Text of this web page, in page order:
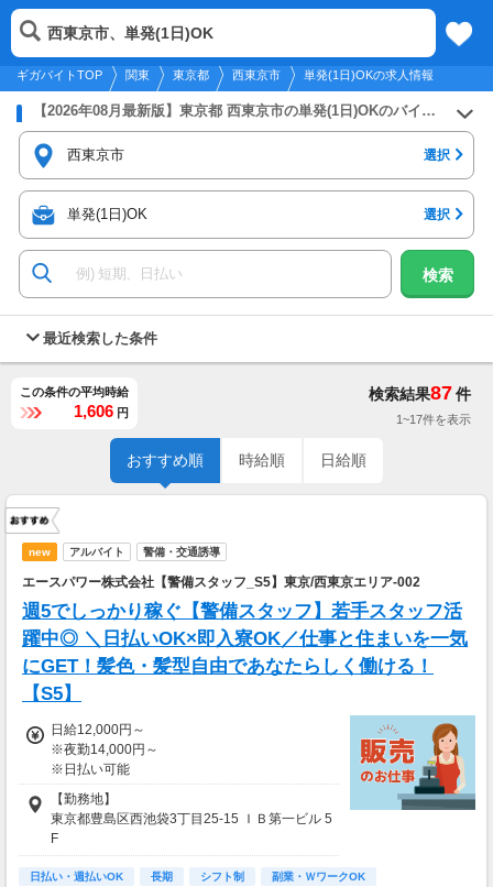
2026年8月8日更新
関東
メニュー
ギガバイトTOP 関東 東京都 西東京市 単発(1日)OKの求人情報
西東京市、単発(1日)OK
【2026年08月最新版】東京都 西東京市の単発(1日)OKのバイト・アルバイト・パートの求人募集情報
西東京市 選択
単発(1日)OK 選択
検索
最近検索した条件
この条件の平均時給
1,606 円
検索結果87件
1~17件を表示
おすすめ順 時給順 日給順
new アルバイト 警備・交通誘導
エースパワー株式会社【警備スタッフ_S5】東京/西東京エリア-002
週5でしっかり稼ぐ【警備スタッフ】若手スタッフ活
躍中◎ ＼日払いOK×即入寮OK／仕事と住まいを一気
にGET！髪色・髪型自由であなたらしく働ける！
【S5】
日給12,000円～
※夜勤14,000円～
※日払い可能
【勤務地】
東京都豊島区西池袋3丁目25-15 ＩＢ第一ビル 5
F
＊アクセス
日払い・週払いOK 長期 シフト制
副業・ＷワークOK